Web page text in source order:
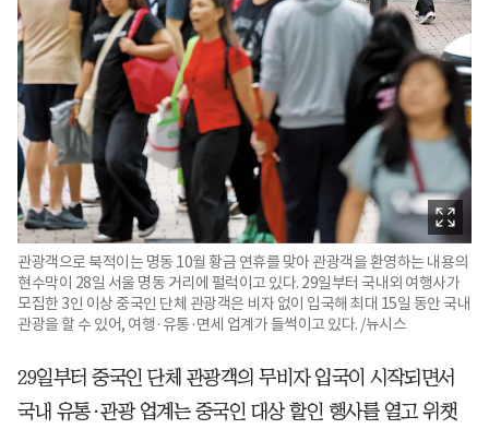
관광객으로 북적이는 명동 10월 황금 연휴를 맞아 관광객을 환영하는 내용의
현수막이 28일 서울 명동 거리에 펄럭이고 있다. 29일부터 국내외 여행사가
모집한 3인 이상 중국인 단체 관광객은 비자 없이 입국해 최대 15일 동안 국내
관광을 할 수 있어, 여행·유통·면세 업계가 들썩이고 있다. /뉴시스
29일부터 중국인 단체 관광객의 무비자 입국이 시작되면서
국내 유통·관광 업계는 중국인 대상 할인 행사를 열고 위챗